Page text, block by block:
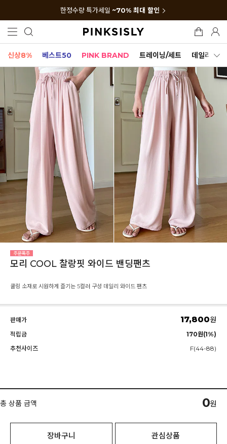
한정수량 특가세일 ~70% 최대 할인
신상8% 베스트50 PINK BRAND 트레이닝/세트 데일리세트
모리 COOL 찰랑핏 와이드 밴딩팬츠
쿨링 소재로 시원하게 즐기는 5컬러 구성 데일리 와이드 팬츠
판매가 17,800원
적립금
170원(1%)
추천사이즈
F(44-88)
총 상품 금액 0원
장바구니 관심상품